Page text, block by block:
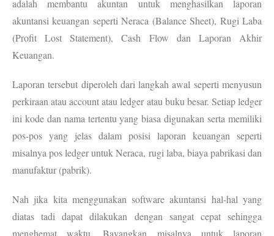
adalah membantu akuntan untuk menghasilkan laporan
akuntansi keuangan seperti Neraca (Balance Sheet), Rugi Laba
(Profit Lost Statement), Cash Flow dan Laporan Akhir
Keuangan.
Laporan tersebut diperoleh dari langkah awal seperti menyusun
perkiraan atau account atau ledger atau buku besar. Setiap ledger
ini kode dan nama tertentu yang biasa digunakan serta memiliki
pos-pos yang jelas dalam posisi laporan keuangan seperti
misalnya pos ledger untuk Neraca, rugi laba, biaya pabrikasi dan
manufaktur (pabrik).
Nah jika kita menggunakan software akuntansi hal-hal yang
diatas tadi dapat dilakukan dengan sangat cepat sehingga
menghemat waktu. Bayangkan misalnya untuk laporan